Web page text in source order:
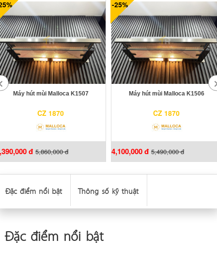
Máy hút mùi Malloca K1507
CZ 1870
đ 5,860,000 đ
-25%
Máy hút mùi Malloca K1506
CZ 1870
4,100,000 đ 5,490,000 đ
Đặc điểm nổi bật Thông số kỹ thuật
Đặc điểm nổi bật